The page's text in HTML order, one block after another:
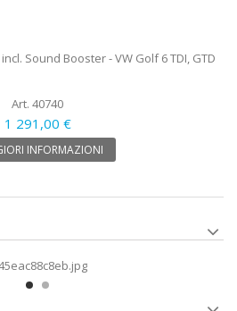
Sound Booster - VW Golf 6 TDI, GTD
Art. 40740
1 291,00 €
INFORMAZIONI